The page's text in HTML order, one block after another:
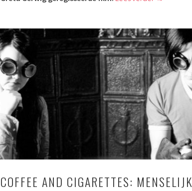
COFFEE AND CIGARETTES: MENSELIJK